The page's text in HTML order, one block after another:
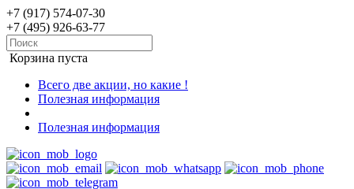
+7 (917) 574-07-30
+7 (495) 926-63-77
Корзина пуста
Всего две акции, но какие !
Полезная информация
Полезная информация